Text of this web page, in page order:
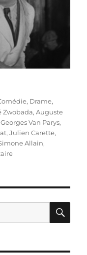
, Drame,
Zwobada,Auguste
Georges Van Parys,
,Julien Carette,
Allain,
sur
Croisières
réalisé